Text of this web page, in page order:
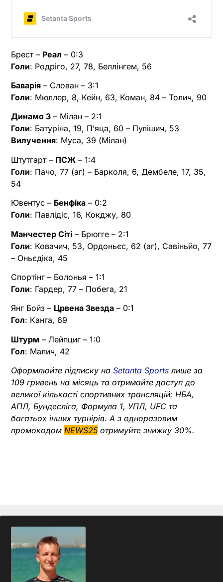
Брест – Реал – 0:3
Голи: Родріго, 27, 78, Беллінгем, 56
Баварія – Слован – 3:1
Голи: Мюллер, 8, Кейн, 63, Коман, 84 – Толич, 90
Динамо З – Мілан – 2:1
Голи: Батуріна, 19, Пʼяца, 60 – Пулішич, 53
Вилучення: Муса, 39 (Мілан)
Штутгарт – ПСЖ – 1:4
Голи: Пачо, 77 (аг) – Барколя, 6, Дембеле, 17, 35,
54
Ювентус – Бенфіка – 0:2
Голи: Павлідіс, 16, Кокджу, 80
Манчестер Сіті – Брюгге – 2:1
Голи: Ковачич, 53, Ордоньєс, 62 (аг), Савіньйо, 77
– Оньєдіка, 45
Спортінг – Болонья – 1:1
Голи: Гардер, 77 – Побега, 21
Янг Бойз – Црвена Звезда – 0:1
Гол: Канга, 69
Штурм – Лейпциг – 1:0
Гол: Малич, 42
Оформлюйте підписку на Setanta Sports лише за
109 гривень на місяць та отримайте доступ до
великої кількості спортивних трансляцій: НБА,
АПЛ, Бундесліга, Формула 1, УПЛ, UFC та
багатьох інших турнірів. А з одноразовим
промокодом NEWS25отримуйте знижку 30%.